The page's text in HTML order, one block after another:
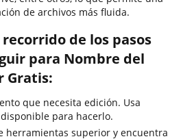
de archivos más fluida.
de los pasos
para Nombre del
Gratis:
que necesita edición. Usa
para hacerlo.
herramientas superior y encuentra